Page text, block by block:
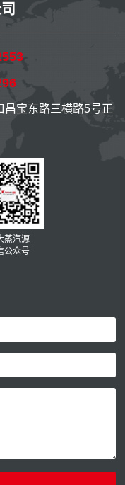
昌宝东路三横路5号正
蒸汽源
公众号